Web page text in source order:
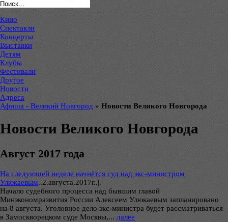
Кино
Спектакли
Концерты
Выставки
Детям
Клубы
Фестивали
Другое
Новости
Адреса
Афиша - Великий Новгород » Новости Великого Новгорода
Новости Великого Новгорода
Август 2017 года
На следующей неделе начнётся суд над экс-министром
Улюкаевым..2.августа.2017г..|.
Начало судебного процесса над бывшим главой
Минэкономразвития России Алексеем Улюкаевым запланировано
на 8 августа. Уголовное дело экс-министра будет рассматриваться
в Замоскворецком суде Москвы,... далее